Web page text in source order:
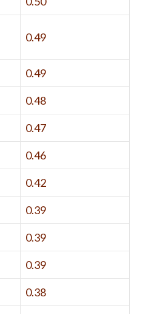
0.49
0.49
0.48
0.47
0.46
0.42
0.39
0.39
0.39
0.38